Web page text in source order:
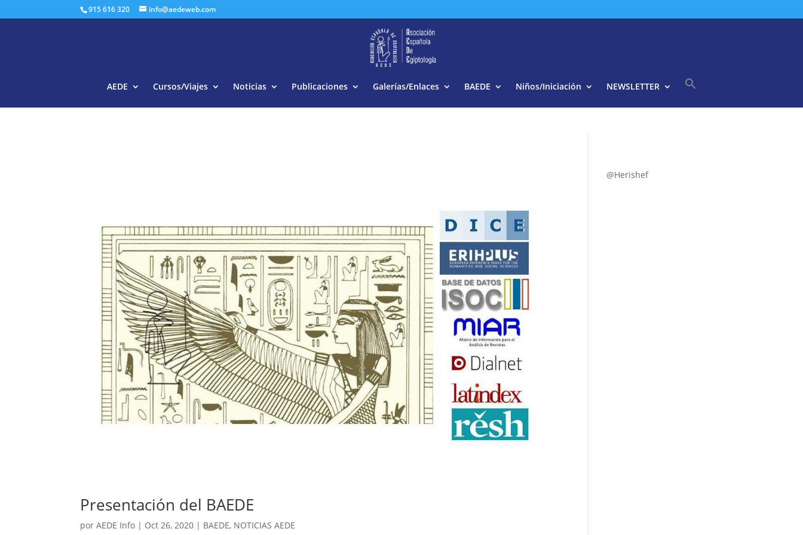
915 616 320 info@aedeweb.com
AEDE Cursos/Viajes Noticias Publicaciones Galerías/Enlaces BAEDE Niños/Iniciación NEWSLETTER
Presentación del BAEDE
porAEDE Info | Oct 26, 2020 | BAEDE, NOTICIAS AEDE
@Herishef